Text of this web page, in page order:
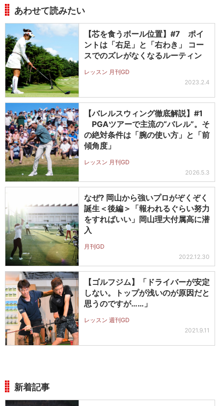
あわせて読みたい
【芯を食うボール位置】#7 ポイ
ントは「右足」と「右わき」 コー
スでのズレがなくなるルーティン
レッスン 月刊GD
2023.2.4
【バレルスウィング徹底解説】#1
PGAツアーで主流の“バレル”。そ
の絶対条件は「腕の使い方」と「前
傾角度」
レッスン 月刊GD
2026.5.3
なぜ? 岡山から強いプロがぞくぞく
誕生＜後編＞「報われるぐらい努力
をすればいい」岡山理大付属高に潜
入
月刊GD
2022.12.30
【ゴルフジム】「ドライバーが安定
しない。トップが浅いのが原因だと
思うのですが……」
レッスン 週刊GD
2021.9.11
新着記事